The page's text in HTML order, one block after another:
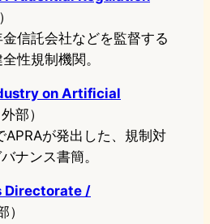
信託会社などを監督する
性規制機関。
on Artificial
外部）
が発出した、規制対
ナンス書簡。
Directorate /
）